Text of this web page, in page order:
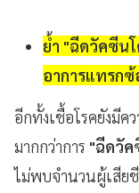
ย้ำ "ฉีดวัคซีน
อาการแทรก
อีกทั้งเชื้อโรคยังมีค
มากกว่าการ "ฉีดวัค
ไม่พบจำนวนผู้เสีย